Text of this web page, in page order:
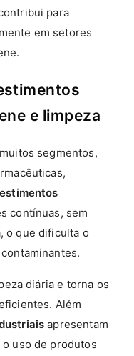
para
em setores
e limpeza
segmentos,
contínuas, sem
o que dificulta o
diária e torna os
Além
apresentam
uso de produtos